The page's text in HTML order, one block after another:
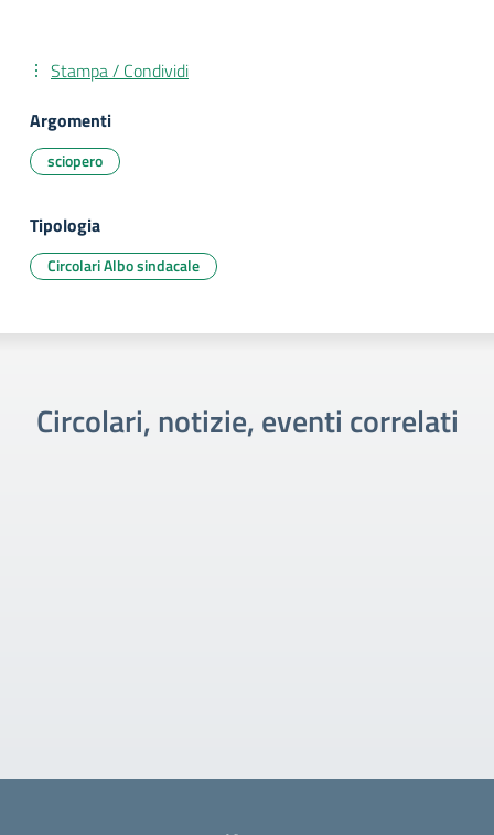
Stampa / Condividi
Argomenti
sciopero
Tipologia
Circolari Albo sindacale
Circolari, notizie, eventi correlati